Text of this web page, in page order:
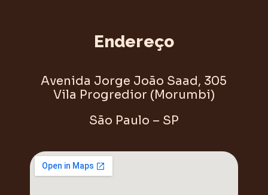
Endereço
Avenida Jorge João Saad, 305
Vila Progredior (Morumbi)
São Paulo – SP